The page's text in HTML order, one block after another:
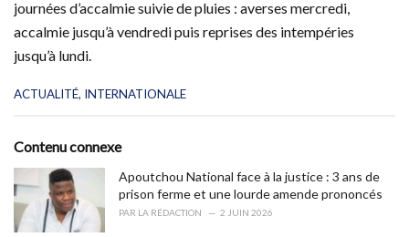
journées d’accalmie suivie de pluies : averses mercredi,
accalmie jusqu’à vendredi puis reprises des intempéries
jusqu’à lundi.
C
e
r
e
ACTUALITÉ, INTERNATIONALE
Contenu connexe
Apoutchou National face à la justice : 3 ans de
prison ferme et une lourde amende prononcés
PAR LA RÉDACTION 2 JUIN 2026